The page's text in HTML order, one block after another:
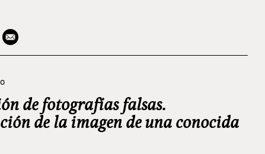
de fotografías falsas.
de la imagen de una conocida